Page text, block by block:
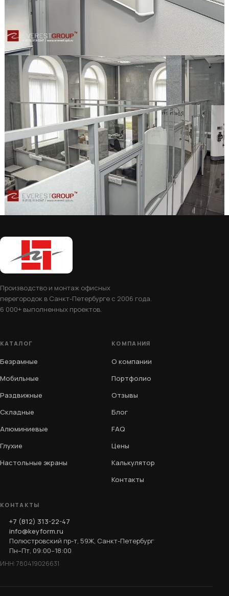
Производство и монтаж офисных
перегородок в Санкт-Петербурге с 2006 года.
6 000+ выполненных проектов.
КАТАЛОГ
Безрамные
Мобильные
Раздвижные
Складные
Алюминиевые
Глухие
Настольные экраны
КОМПАНИЯ
О компании
Портфолио
Отзывы
Блог
FAQ
Цены
Калькулятор
Контакты
КОНТАКТЫ
+7 (812) 313-22-47
info@keyform.ru
Полюстровский пр-т, 59Ж, Санкт-Петербург
Пн–Пт, 09:00–18:00
ИНН: 780419026631